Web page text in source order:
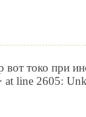
вот токо при
line 2605: